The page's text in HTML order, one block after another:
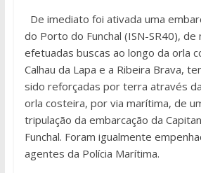
De imediato foi ativada uma
do Porto do Funchal (ISN-SR40),
efetuadas buscas ao longo da orla
Calhau da Lapa e a Ribeira Brava,
sido reforçadas por terra através
orla costeira, por via marítima, de
tripulação da embarcação da
Funchal. Foram igualmente
agentes da Polícia Marítima.